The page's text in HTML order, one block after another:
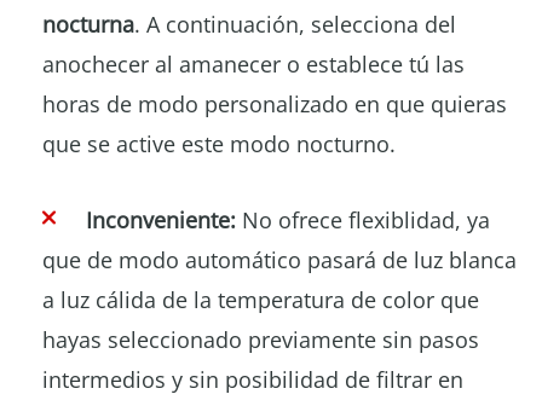
nocturna. A continuación, selecciona del
anochecer al amanecer o establece tú las
horas de modo personalizado en que quieras
que se active este modo nocturno.
Inconveniente: No ofrece flexiblidad, ya
que de modo automático pasará de luz blanca
a luz cálida de la temperatura de color que
hayas seleccionado previamente sin pasos
intermedios y sin posibilidad de filtrar en